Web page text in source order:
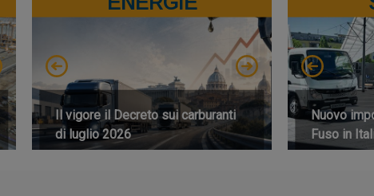
Il vigore il Decreto sui carburanti
di luglio 2026
Nuovo
Fuso in